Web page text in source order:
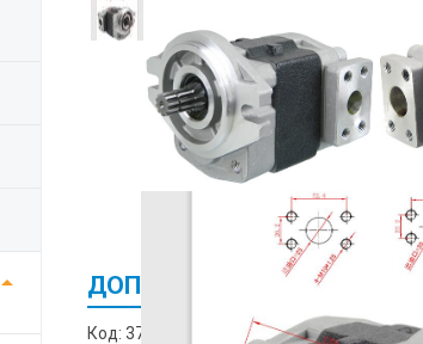
 ДОПОЛНИТЕЛЬНАЯ
Код: 37B-1KA-3020.